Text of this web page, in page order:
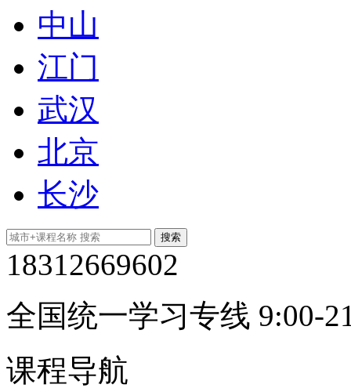
中山
江门
武汉
北京
长沙
18312669602
全国统一学习专线 9:00-
课程导航